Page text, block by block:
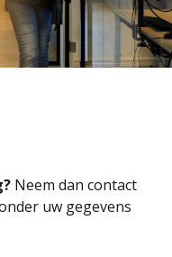
Neem dan contact
uw gegevens